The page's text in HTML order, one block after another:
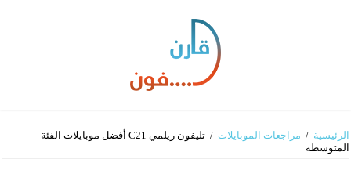
الرئيسية / مراجعات الموبايلات /
تليفون ريلمي C21 أفضل موبايلات الفئة
المتوسطة